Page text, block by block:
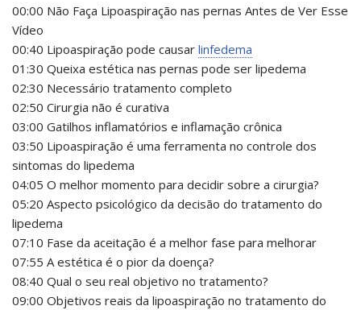
00:00 Não Faça Lipoaspiração nas pernas Antes de Ver Esse
Vídeo
00:40 Lipoaspiração pode causar linfedema
01:30 Queixa estética nas pernas pode ser lipedema
02:30 Necessário tratamento completo
02:50 Cirurgia não é curativa
03:00 Gatilhos inflamatórios e inflamação crônica
03:50 Lipoaspiração é uma ferramenta no controle dos
sintomas do lipedema
04:05 O melhor momento para decidir sobre a cirurgia?
05:20 Aspecto psicológico da decisão do tratamento do
lipedema
07:10 Fase da aceitação é a melhor fase para melhorar
07:55 A estética é o pior da doença?
08:40 Qual o seu real objetivo no tratamento?
09:00 Objetivos reais da lipoaspiração no tratamento do